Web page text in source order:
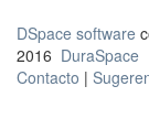
DSpace software
2016 DuraSpace
Contacto |